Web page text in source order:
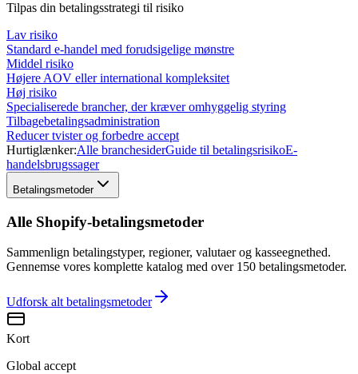
Tilpas din betalingsstrategi til risiko
Lav risiko
Standard e-handel med forudsigelige mønstre
Middel risiko
Højere AOV eller international kompleksitet
Høj risiko
Specialiserede brancher, der kræver omhyggelig styring
Tilbagebetalingsadministration
Reducer tvister og forbedre accept
Hurtiglænker:Alle branchesiderGuide til betalingsrisikoE-
handelsbrugssager
Betalingsmetoder
Alle Shopify-betalingsmetoder
Sammenlign betalingstyper, regioner, valutaer og kasseegnethed.
Gennemse vores komplette katalog med over 150 betalingsmetoder.
Udforsk alt betalingsmetoder
Kort
Global accept